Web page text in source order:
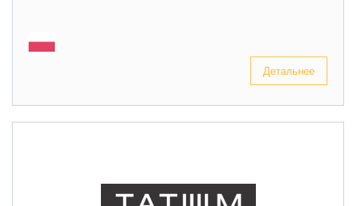
Детальнее